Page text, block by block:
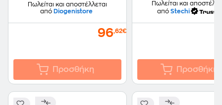
Πωλείται και αποστέλλεται
από Diogenistore
96,62€
Προσθήκη
Πωλείται και
από Stechi
Προσθήκη